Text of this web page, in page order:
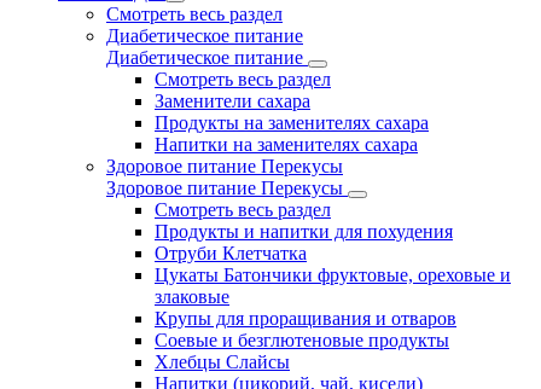
Смотреть весь раздел
Диабетическое питание
Диабетическое питание
Смотреть весь раздел
Заменители сахара
Продукты на заменителях сахара
Напитки на заменителях сахара
Здоровое питание Перекусы
Здоровое питание Перекусы
Смотреть весь раздел
Продукты и напитки для похудения
Отруби Клетчатка
Цукаты Батончики фруктовые, ореховые и
злаковые
Крупы для проращивания и отваров
Соевые и безглютеновые продукты
Хлебцы Слайсы
Напитки (цикорий, чай, кисели)